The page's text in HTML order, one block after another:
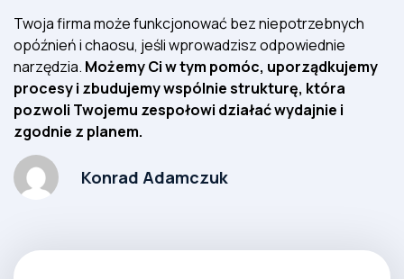
Twoja firma może funkcjonować bez niepotrzebnych
opóźnień i chaosu, jeśli wprowadzisz odpowiednie
narzędzia. Możemy Ci w tym pomóc, uporządkujemy
procesy i zbudujemy wspólnie strukturę, która
pozwoli Twojemu zespołowi działać wydajnie i
zgodnie z planem.
Konrad Adamczuk